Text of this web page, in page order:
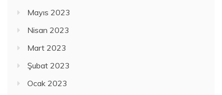
Mayıs 2023
Nisan 2023
Mart 2023
Şubat 2023
Ocak 2023